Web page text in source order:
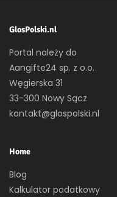
GlosPolski.nl
Portal należy do
Aangifte24 sp. z o.o.
Węgierska 31
33-300 Nowy Sącz
kontakt@glospolski.nl
Home
Blog
Kalkulator podatkowy